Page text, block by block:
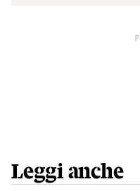
Leggi anche